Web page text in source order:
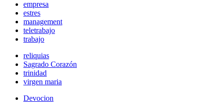
empresa
estres
management
teletrabajo
trabajo
reliquias
Sagrado Corazón
trinidad
virgen maria
Devocion